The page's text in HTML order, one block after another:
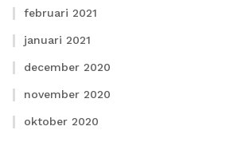
februari 2021
januari 2021
december 2020
november 2020
oktober 2020